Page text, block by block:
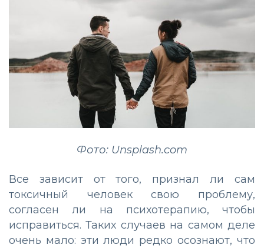
Фото: Unsplash.com
Все зависит от того, признал ли сам
токсичный человек свою проблему,
согласен ли на психотерапию, чтобы
исправиться. Таких случаев на самом деле
очень мало: эти люди редко осознают, что